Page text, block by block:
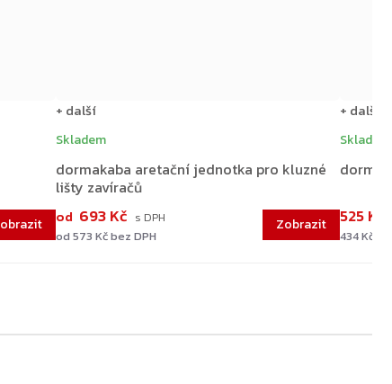
dormakaba aretační jednotka pro kluzné
lišty zavíračů
Skladem
od 573 Kč bez DPH
od 693 Kč
+ další
Skladem
434 Kč
525 Kč
+ další